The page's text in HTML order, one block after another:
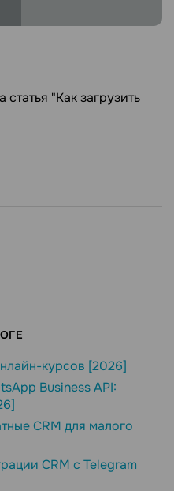
"Как загрузить
курсов [2026]
Business API:
CRM для малого
CRM с Telegram